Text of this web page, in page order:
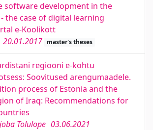
software development in the
the case of digital learning
e-Koolikott
20.01.2017 master's theses
regiooni e-kohtu
Soovitused arengumaadele.
process of Estonia and the
of Iraq: Recommendations for
Tolulope 03.06.2021